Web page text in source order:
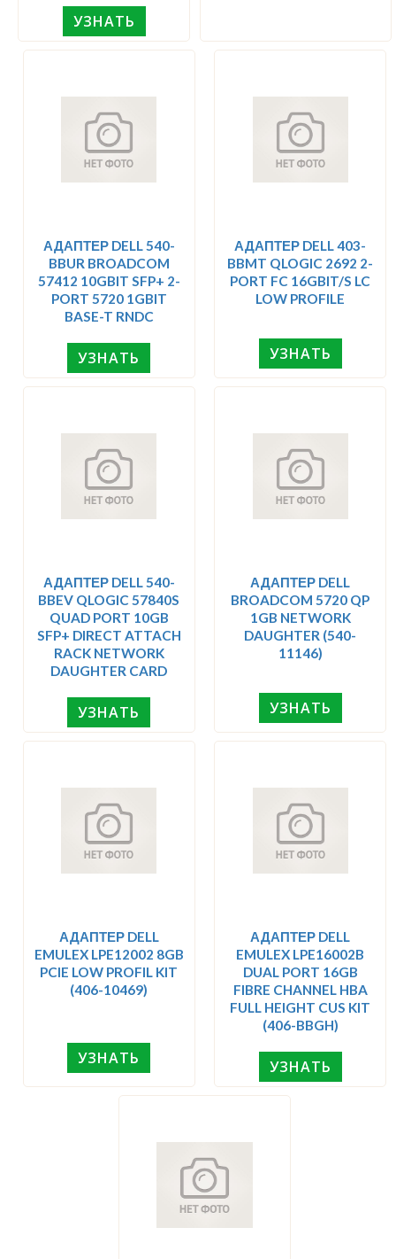
УЗНАТЬ
АДАПТЕР DELL 540-
BBUR BROADCOM
57412 10GBIT SFP+ 2-
PORT 5720 1GBIT
BASE-T RNDC
УЗНАТЬ
АДАПТЕР DELL 403-
BBMT QLOGIC 2692 2-
PORT FC 16GBIT/S LC
LOW PROFILE
УЗНАТЬ
АДАПТЕР DELL 540-
BBEV QLOGIC 57840S
QUAD PORT 10GB
SFP+ DIRECT ATTACH
RACK NETWORK
DAUGHTER CARD
УЗНАТЬ
АДАПТЕР DELL
BROADCOM 5720 QP
1GB NETWORK
DAUGHTER (540-
11146)
УЗНАТЬ
АДАПТЕР DELL
EMULEX LPE12002 8GB
PCIE LOW PROFIL KIT
(406-10469)
УЗНАТЬ
АДАПТЕР DELL
EMULEX LPE16002B
DUAL PORT 16GB
FIBRE CHANNEL HBA
FULL HEIGHT CUS KIT
(406-BBGH)
УЗНАТЬ